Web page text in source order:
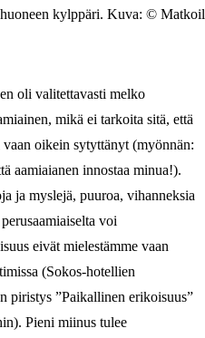
kylppäri. Kuva: ©
oli valitettavasti melko
mikä ei tarkoita sitä, että
oikein sytyttänyt (myönnän:
aamiaianen innostaa minua!).
ja myslejä, puuroa, vihanneksia
voi
eivät mielestämme vaan
(Sokos-hotellien
piristys ”Paikallinen erikoisuus”
Pieni miinus tulee